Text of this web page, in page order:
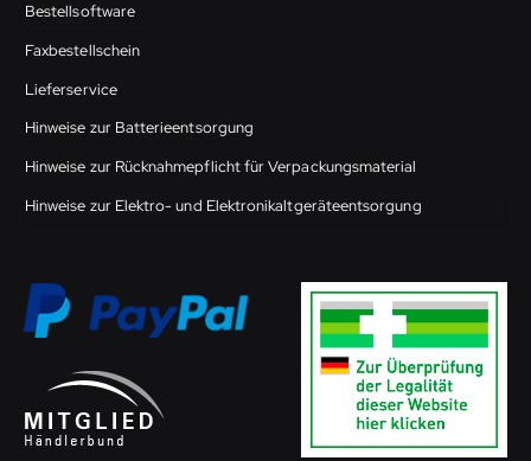
Bestellsoftware
Faxbestellschein
Lieferservice
Hinweise zur Batterieentsorgung
Hinweise zur Rücknahmepflicht für Verpackungsmaterial
Hinweise zur Elektro- und Elektronikaltgeräteentsorgung